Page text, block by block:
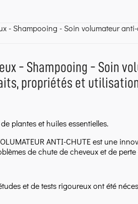
- Shampooing - Soin
propriétés et
plantes et huiles essentielles.
ANTI-CHUTE est une
de chute de cheveux et de
et de tests rigoureux ont été